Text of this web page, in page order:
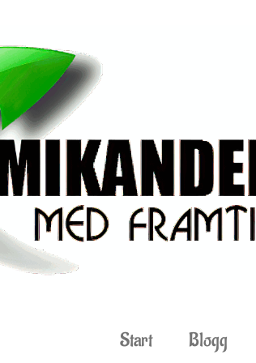
Start Blogg